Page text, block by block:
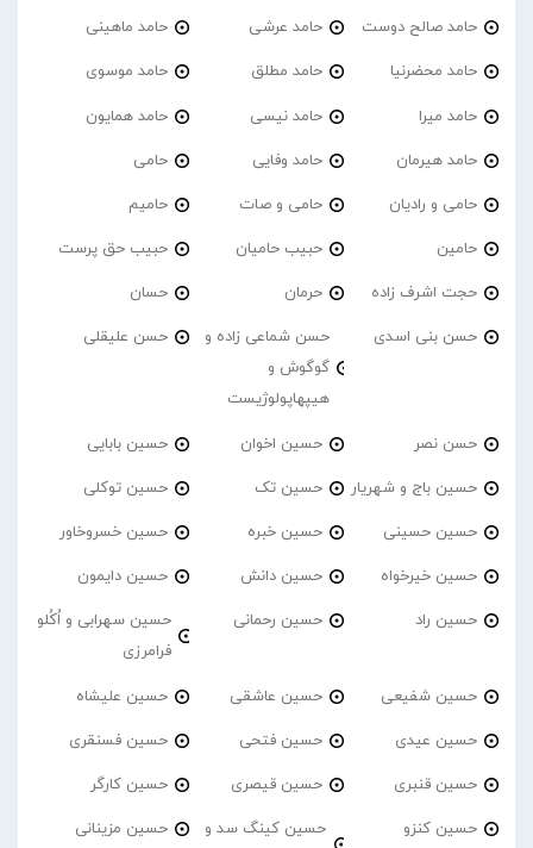
حامد صالح دوست حامد عرشی حامد ماهینی
حامد محضرنیا حامد مطلق حامد موسوی
حامد میرا حامد نیسی حامد همایون
حامد هیرمان حامد وفایی حامی
حامی و رادیان حامی و صات حامیم
حامین حبیب حامیان حبیب حق پرست
حجت اشرف زاده حرمان حسان
حسن بنی اسدی
حسن شماعی زاده و
گوگوش و
هیپهاپولوژیست
حسن علیقلی
حسن نصر حسین اخوان حسین بابایی
حسین باج و شهریار حسین تک حسین توکلی
حسین حسینی حسین خبره حسین خسروخاور
حسین خیرخواه حسین دانش حسین دایمون
حسین راد حسین رحمانی
حسین سهرابی و اُکُلو
فرامرزی
حسین شفیعی حسین عاشقی حسین علیشاه
حسین عیدی حسین فتحی حسین فسنقری
حسین قنبری حسین قیصری حسین کارگر
حسین کنزو
حسین کینگ سد و
حسین مزینانی